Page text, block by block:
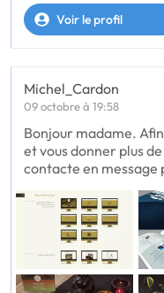
Voir le profil
Michel_Cardon
09 octobre à 19:58
Bonjour madame.
et vous donner plus
contacte en